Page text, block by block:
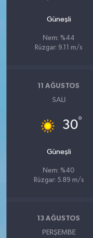
Güneşli
Nem: %44
Rüzgar: 9.11 m/s
11 AĞUSTOS
SALI
30°
Güneşli
Nem: %40
Rüzgar: 5.89 m/s
13 AĞUSTOS
PERŞEMBE